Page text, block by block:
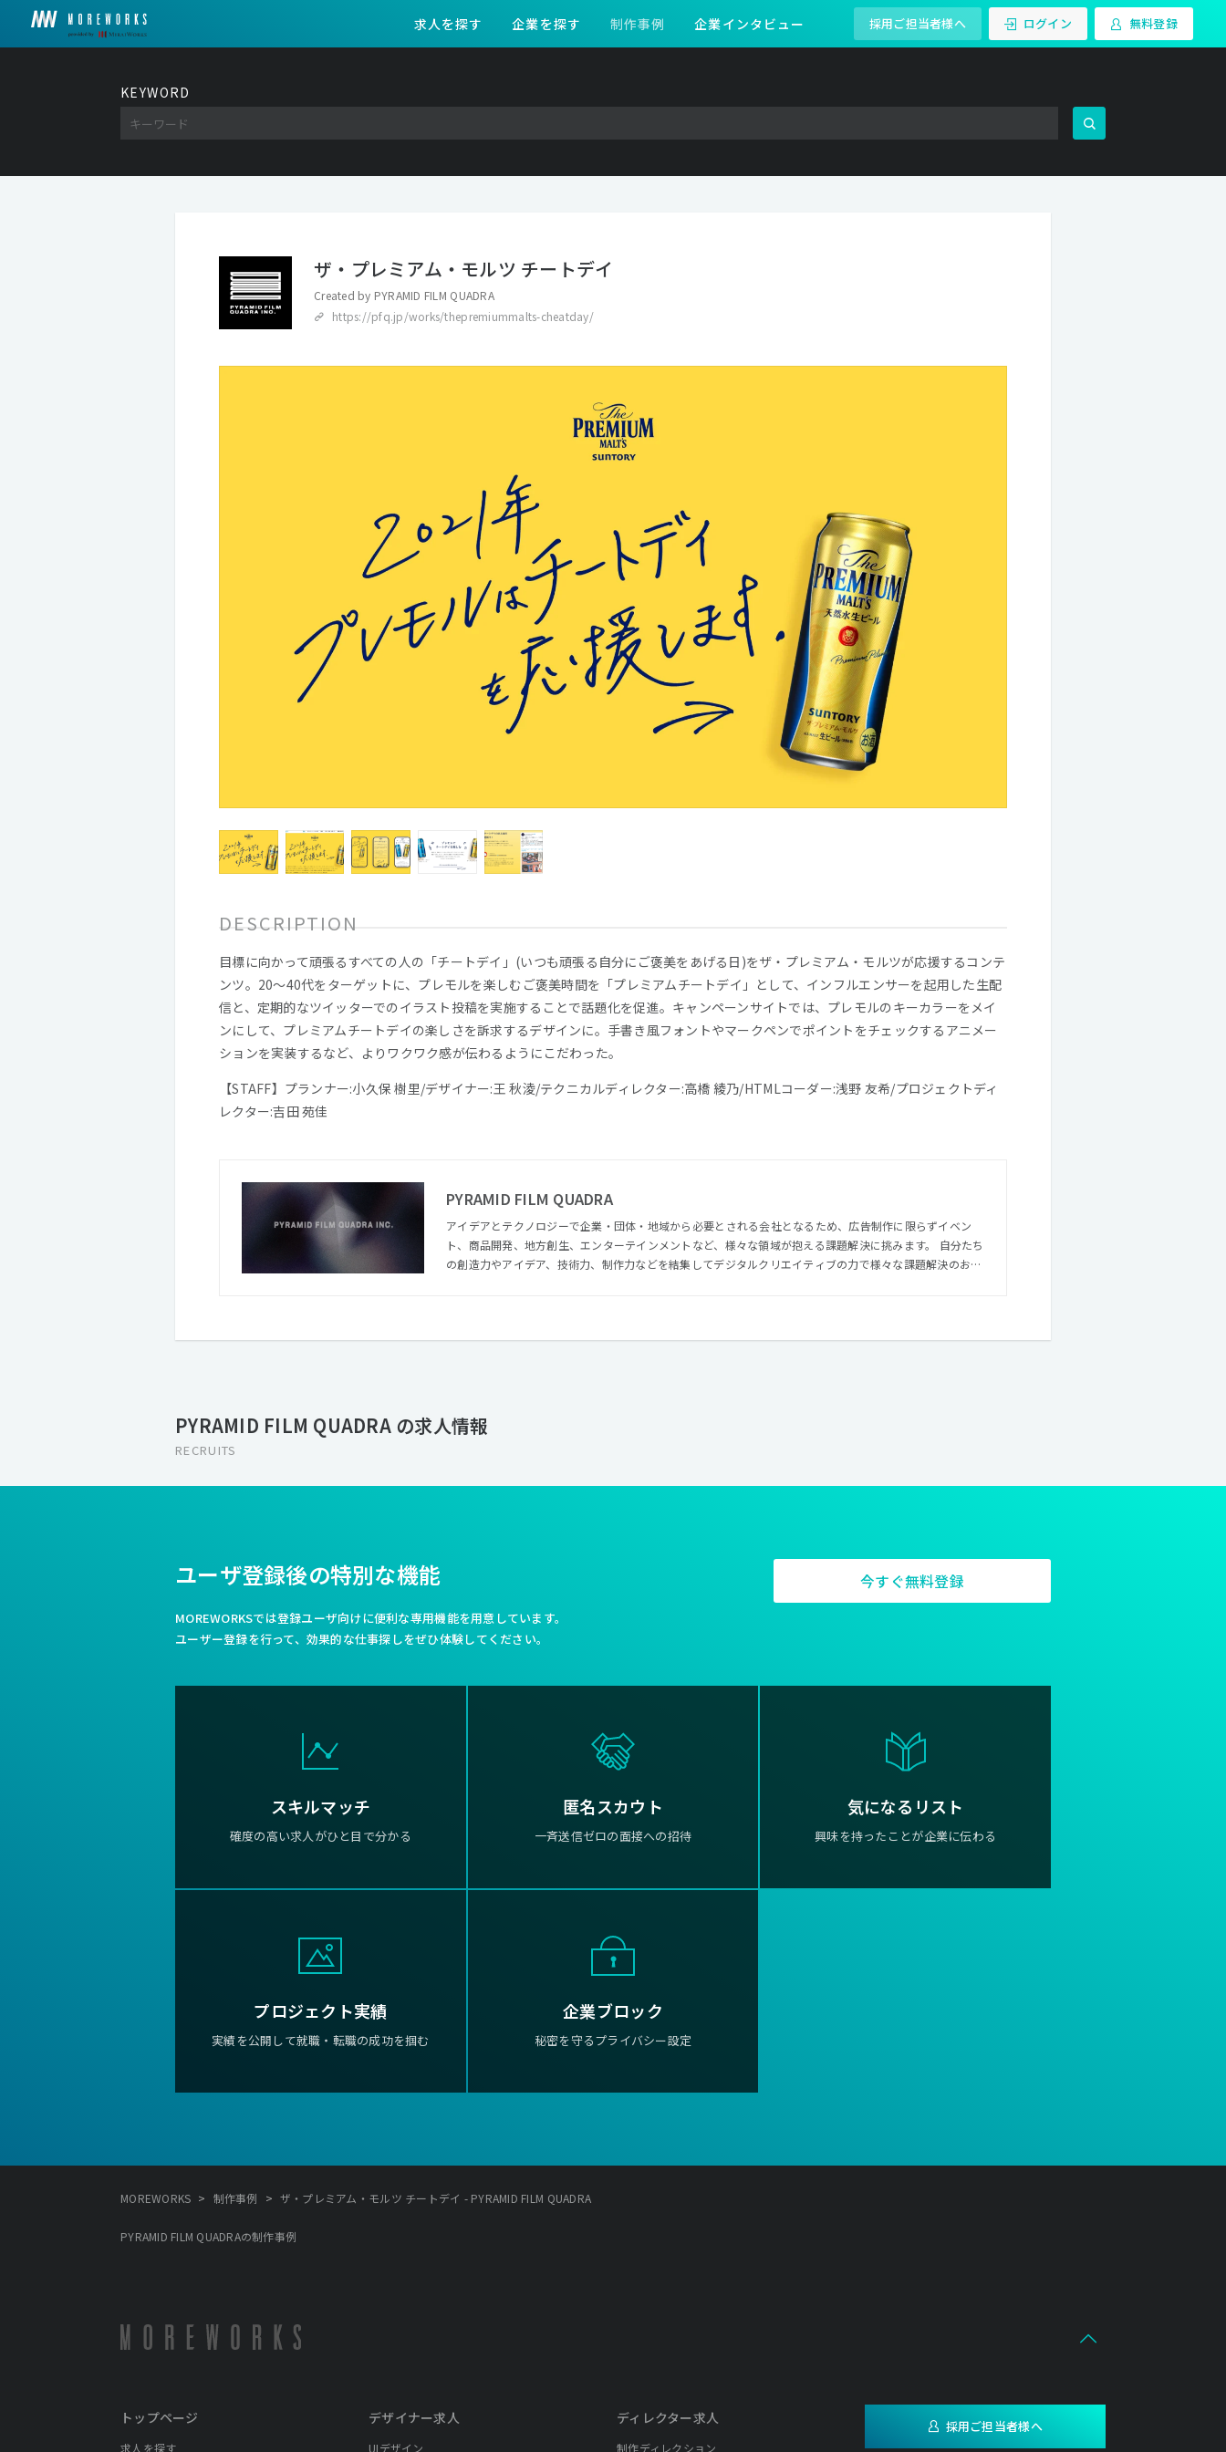
求人を探す 企業を探す 制作事例 企業インタビュー 採用ご担当者様へ ログイン 無料登録
KEYWORD
ザ・プレミアム・モルツ チートデイ
Created by PYRAMID FILM QUADRA
https://pfq.jp/works/thepremiummalts-cheatday/
DESCRIPTION
目標に向かって頑張るすべての人の「チートデイ」(いつも頑張る自分にご褒美をあげる日)をザ・プレミアム・モルツが応援するコンテ
ンツ。20～40代をターゲットに、プレモルを楽しむご褒美時間を「プレミアムチートデイ」として、インフルエンサーを起用した生配
信と、定期的なツイッターでのイラスト投稿を実施することで話題化を促進。キャンペーンサイトでは、プレモルのキーカラーをメイ
ンにして、プレミアムチートデイの楽しさを訴求するデザインに。手書き風フォントやマークペンでポイントをチェックするアニメー
ションを実装するなど、よりワクワク感が伝わるようにこだわった。
【STAFF】プランナー:小久保 樹里/デザイナー:王 秋淩/テクニカルディレクター:高橋 綾乃/HTMLコーダー:浅野 友希/プロジェクトディ
レクター:吉田 苑佳
PYRAMID FILM QUADRA
アイデアとテクノロジーで企業・団体・地域から必要とされる会社となるため、広告制作に限らずイベン
ト、商品開発、地方創生、エンターテインメントなど、様々な領域が抱える課題解決に挑みます。 自分たち
の創造力やアイデア、技術力、制作力などを結集してデジタルクリエイティブの力で様々な課題解決のお手
えるアイデアやノウハウが形を作り、デジタルクリエイティブがさまざまな企業や地域、団体に必要とさ
PYRAMID FILM QUADRA の求人情報
RECRUITS
ユーザ登録後の特別な機能
MOREWORKSでは登録ユーザ向けに便利な専用機能を用意しています。
ユーザー登録を行って、効果的な仕事探しをぜひ体験してください。
今すぐ無料登録
スキルマッチ
確度の高い求人がひと目で分かる
匿名スカウト
一斉送信ゼロの面接への招待
気になるリスト
興味を持ったことが企業に伝わる
プロジェクト実績
実績を公開して就職・転職の成功を掴む
企業ブロック
秘密を守るプライバシー設定
MOREWORKS > 制作事例 > ザ・プレミアム・モルツ チートデイ - PYRAMID FILM QUADRA
PYRAMID FILM QUADRAの制作事例
トップページ
求人を探す
デザイナー求人
UIデザイン
ディレクター求人
制作ディレクション
採用ご担当者様へ